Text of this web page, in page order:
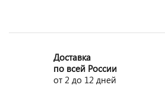
Доставка
по всей России
от 2 до 12 дней